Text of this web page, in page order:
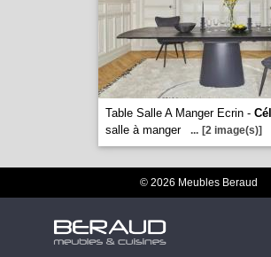
Table Salle A Manger Ecrin -
salle à manger
... [2 image(s)]
© 2026 Meubles Beraud